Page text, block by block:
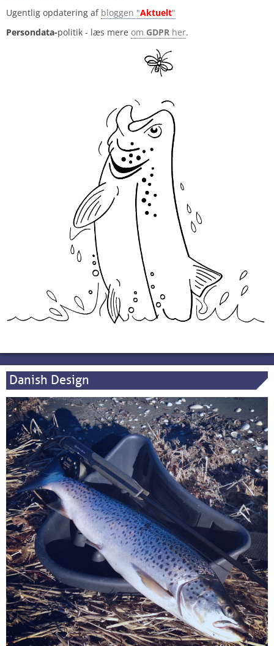
Ugentlig opdatering af bloggen "Aktuelt"
Persondata-politik - læs mere om GDPR her.
Danish Design